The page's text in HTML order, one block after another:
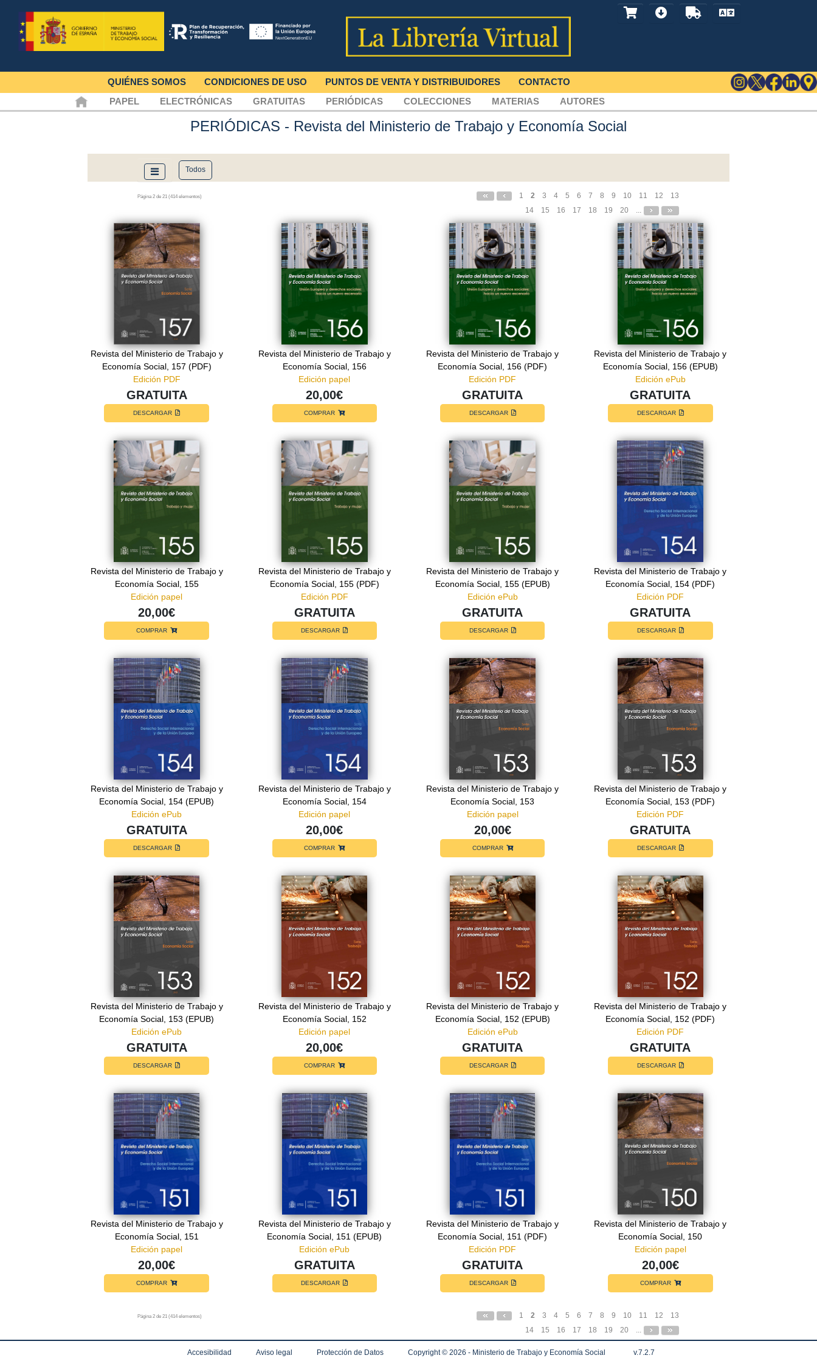
QUIÉNES SOMOS CONDICIONES DE USO PUNTOS DE VENTA Y DISTRIBUIDORES
CONTACTO
PAPEL
ELECTRÓNICAS GRATUITAS PERIÓDICAS COLECCIONES MATERIAS AUTORES
PERIÓDICAS - Revista del Ministerio de Trabajo y Economía Social
Todos
Página 2 de 21 (414 elementos) 1 2 3 4 5 6 7 8 9 10 11 12
13
14
15 16 17 18 19 20
Revista del Ministerio de Trabajo y
Economía Social, 157 (PDF)
Edición PDF
GRATUITA
DESCARGAR
Revista del Ministerio de Trabajo y
Economía Social, 156
Edición papel
20,00€
COMPRAR
Revista del Ministerio de Trabajo y
Economía Social, 156 (PDF)
Edición PDF
GRATUITA
DESCARGAR
Revista del Ministerio de Trabajo y
Economía Social, 156 (EPUB)
Edición ePub
GRATUITA
DESCARGAR
Revista del Ministerio de Trabajo y
Economía Social, 155
Edición papel
20,00€
COMPRAR
Revista del Ministerio de Trabajo y
Economía Social, 155 (PDF)
Edición PDF
GRATUITA
DESCARGAR
Revista del Ministerio de Trabajo y
Economía Social, 155 (EPUB)
Edición ePub
GRATUITA
DESCARGAR
Revista del Ministerio de Trabajo y
Economía Social, 154 (PDF)
Edición PDF
GRATUITA
DESCARGAR
Revista del Ministerio de Trabajo y
Economía Social, 154 (EPUB)
Edición ePub
GRATUITA
DESCARGAR
Revista del Ministerio de Trabajo y
Economía Social, 154
Edición papel
20,00€
COMPRAR
Revista del Ministerio de Trabajo y
Economía Social, 153
Edición papel
20,00€
COMPRAR
Revista del Ministerio de Trabajo y
Economía Social, 153 (PDF)
Edición PDF
GRATUITA
DESCARGAR
Revista del Ministerio de Trabajo y
Economía Social, 153 (EPUB)
Edición ePub
GRATUITA
DESCARGAR
Revista del Ministerio de Trabajo y
Economía Social, 152
Edición papel
20,00€
COMPRAR
Revista del Ministerio de Trabajo y
Economía Social, 152 (EPUB)
Edición ePub
GRATUITA
DESCARGAR
Revista del Ministerio de Trabajo y
Economía Social, 152 (PDF)
Edición PDF
GRATUITA
DESCARGAR
Revista del Ministerio de Trabajo y
Economía Social, 151
Edición papel
20,00€
COMPRAR
Revista del Ministerio de Trabajo y
Economía Social, 151 (EPUB)
Edición ePub
GRATUITA
DESCARGAR
Revista del Ministerio de Trabajo y
Economía Social, 151 (PDF)
Edición PDF
GRATUITA
DESCARGAR
Revista del Ministerio de Trabajo y
Economía Social, 150
Edición papel
20,00€
COMPRAR
Página 2 de 21 (414 elementos) 1 2 3 4 5 6 7 8 9 10 11 12
13
14
15 16 17 18 19 20
Accesibilidad Aviso legal Protección de Datos Copyright © 2026 - Ministerio de Trabajo y Economía Social v.7.2.7